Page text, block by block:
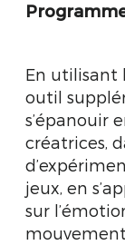
En utilisant
outil
s’épanouir
créatrices,
jeux, en
sur